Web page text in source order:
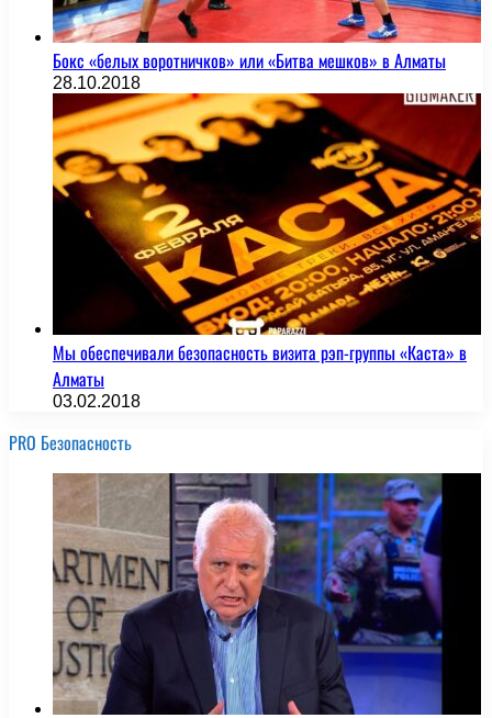
Бокс «белых воротничков» или «Битва мешков» в Алматы
28.10.2018
Мы обеспечивали безопасность визита рэп-группы «Каста» в
Алматы
03.02.2018
PRO Безопасность